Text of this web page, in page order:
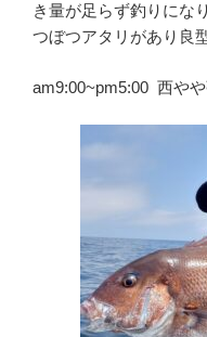
き量が足らず釣りにな
つぼつアタリがあり良
am9:00~pm5:00 西や